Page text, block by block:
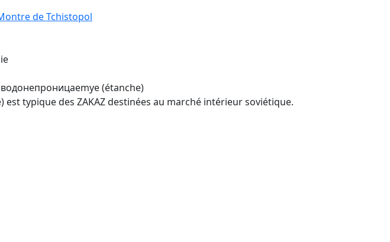
de Tchistopol
(étanche)
typique des ZAKAZ destinées au marché intérieur soviétique.